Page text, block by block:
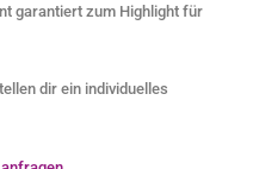
garantiert zum Highlight für
dir ein individuelles